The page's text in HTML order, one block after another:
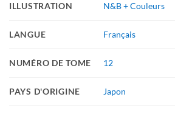
ILLUSTRATION N&B + Couleurs
LANGUE Français
NUMÉRO DE TOME 12
PAYS D'ORIGINE Japon